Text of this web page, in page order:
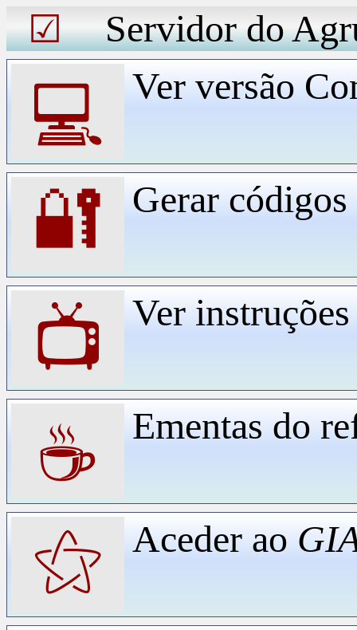
☑ Servidor do
💻 Ver versão
🔐 Gerar
📺 Ver
☕ Ementas do
⚝ Aceder ao